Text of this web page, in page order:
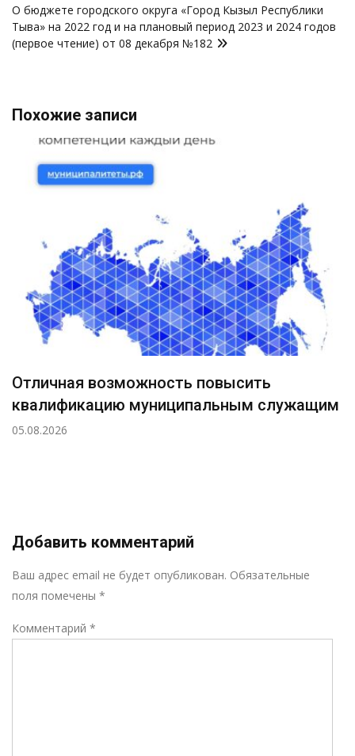
О бюджете городского округа «Город Кызыл Республики
Тыва» на 2022 год и на плановый период 2023 и 2024 годов
(первое чтение) от 08 декабря №182
Похожие записи
Отличная возможность повысить
квалификацию муниципальным служащим
05.08.2026
Добавить комментарий
Ваш адрес email не будет опубликован. Обязательные
поля помечены *
Комментарий *